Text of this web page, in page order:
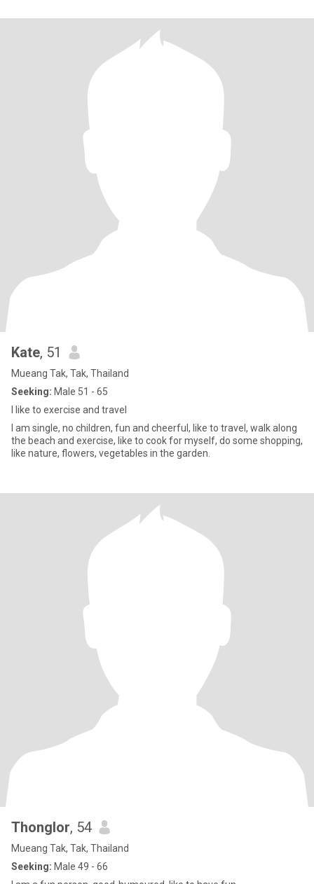
Kate, 51
Mueang Tak, Tak, Thailand
Seeking: Male 51 - 65
I like to exercise and travel
I am single, no children, fun and cheerful, like to travel, walk along
the beach and exercise, like to cook for myself, do some shopping,
like nature, flowers, vegetables in the garden.
Thonglor, 54
Mueang Tak, Tak, Thailand
Seeking: Male 49 - 66